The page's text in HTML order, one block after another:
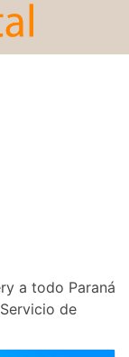
a todo Paraná
de